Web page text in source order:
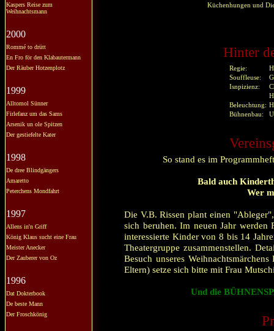
Kaspers Reise zum
Weihnachtsmann
2000
Rommé to drütt
En Fro för den Klabautermann
Der Räuber Hotzenplotz
1999
Alltomol Sünner
Firlefanz um das Sams
Arsenik un ole Spitzen
Der gestiefelte Kater
1998
De dree Blindgängers
Amaretto
Peterchens Mondfahrt
1997
Allens in'n Griff
König Klaus sucht eine Frau
Meister Anecker
Der Zauberer von Oz
1996
Dat Dokterbook
De beste Mann
Der Froschkönig
Küchenhungen und
Hinter
Regie:
Souffleuse:
Isnpizienz:
Beleuchtung:
Bühnenbau:
So stand es im
Bald auch
Wer
Die V.B. Rissen plant einen
sich beruhen. Im neuen Jahr werden
interessierte Kinder von 8 bis 14
Theatergruppe zusammenstellen.
Besuch unseres
Eltern) setze sich bitte mit Frau
Und die